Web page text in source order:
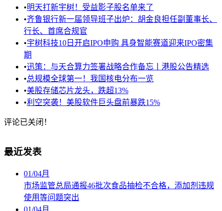
•明天打新宇树！受益影子股名单来了
•齐鲁银行新一届领导班子出炉：胡金良担任副董事长、
行长、首席合规官
•宇树科技10日开启IPO申购 具身智能赛道迎来IPO密集
期
•迅策：与天合算力签署战略合作备忘丨港股公告精选
•总规模全球第一！我国核电分布一览
•美股存储芯片龙头，跌超13%
•利空突袭！美股软件巨头盘前暴跌15%
评论已关闭！
最近发表
01/04月
市场监管总局通报46批次食品抽检不合格，添加剂违规
使用等问题突出
01/04月